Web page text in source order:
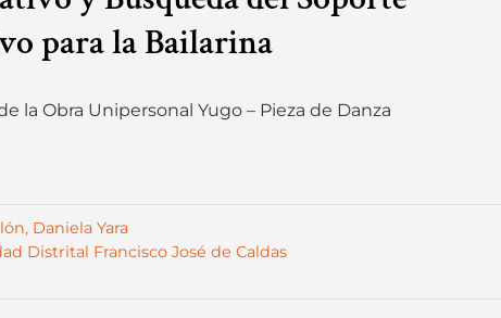
para la Bailarina
la Obra Unipersonal Yugo – Pieza de Danza
Daniela Yara
Distrital Francisco José de Caldas